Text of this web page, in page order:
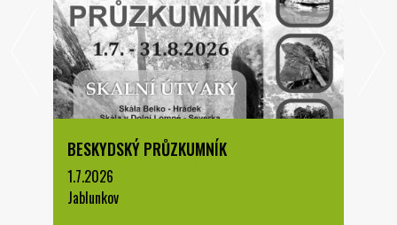
BESKYDSKÝ PRŮZKUMNÍK
1.7.2026
Jablunkov